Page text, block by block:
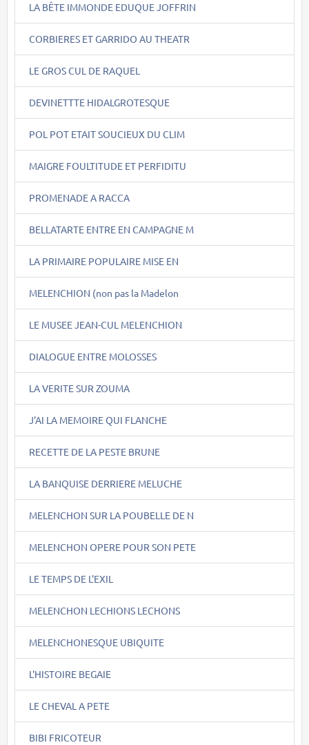
LA BÊTE IMMONDE EDUQUE JOFFRIN
CORBIERES ET GARRIDO AU THEATR
LE GROS CUL DE RAQUEL
DEVINETTTE HIDALGROTESQUE
POL POT ETAIT SOUCIEUX DU CLIM
MAIGRE FOULTITUDE ET PERFIDITU
PROMENADE A RACCA
BELLATARTE ENTRE EN CAMPAGNE M
LA PRIMAIRE POPULAIRE MISE EN
MELENCHION (non pas la Madelon
LE MUSEE JEAN-CUL MELENCHION
DIALOGUE ENTRE MOLOSSES
LA VERITE SUR ZOUMA
J'AI LA MEMOIRE QUI FLANCHE
RECETTE DE LA PESTE BRUNE
LA BANQUISE DERRIERE MELUCHE
MELENCHON SUR LA POUBELLE DE N
MELENCHON OPERE POUR SON PETE
LE TEMPS DE L'EXIL
MELENCHON LECHIONS LECHONS
MELENCHONESQUE UBIQUITE
L'HISTOIRE BEGAIE
LE CHEVAL A PETE
BIBI FRICOTEUR